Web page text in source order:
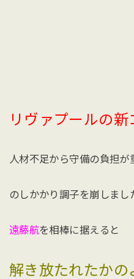
リヴァプールの新
人材不足から守備の負担が
のしかかり調子を崩しまし
遠藤航を相棒に据えると
解き放たれたかの